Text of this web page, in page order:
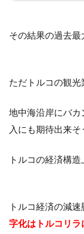
その結果の過去最
ただトルコの観光
地中海沿岸にバカ
入にも期待出来そ
トルコの経済構
トルコ経済の減
字化はトルコリ